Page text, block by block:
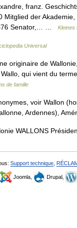
franz.
Mitglied der
Senator,… …
Kleines
Universal
originaire de
qui vient du
de famille
voir Wallon
Ardennes),
WALLONS
Support technique
Joomla, Drupal,